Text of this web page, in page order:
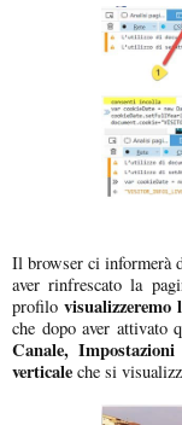
Il browser ci informerà
aver rinfrescato la
profilo visualizzeremo
che dopo aver attivato
Canale,
verticale che si